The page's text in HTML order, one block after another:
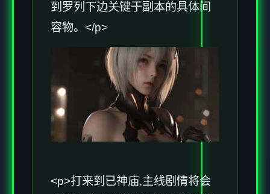
到罗列下边关键于副本的具体间
容物。</p>
<p>打来到已神庙,主线剧情将会